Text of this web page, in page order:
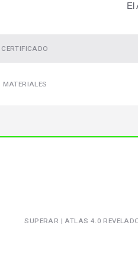
El
CERTIFICADO
MATERIALES
SUPERAR | ATLAS 4.0